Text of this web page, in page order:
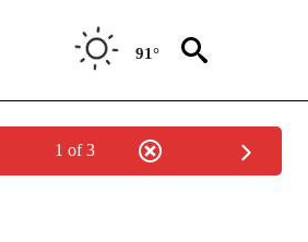
91°
1 of 3